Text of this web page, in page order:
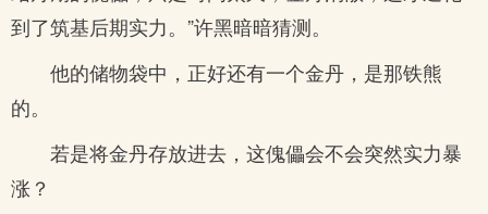
到了筑基后期实力。”许黑暗暗猜测。
他的储物袋中，正好还有一个金丹，是那铁熊
的。
若是将金丹存放进去，这傀儡会不会突然实力暴
涨？